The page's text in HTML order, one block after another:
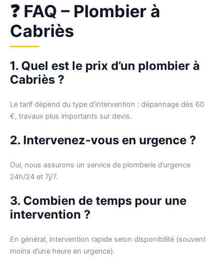
❓ FAQ – Plombier à
Cabriès
1. Quel est le prix d’un plombier à
Cabriès ?
Le tarif dépend du type d’intervention : dépannage dès 60
€, travaux plus importants sur devis.
2. Intervenez-vous en urgence ?
Oui, nous assurons un service de plomberie d’urgence
24h/24 et 7j/7.
3. Combien de temps pour une
intervention ?
En général, intervention rapide selon disponibilité (souvent
moins d’une heure en urgence).